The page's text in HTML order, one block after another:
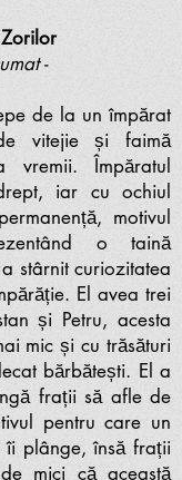
-
de la un împărat
vitejie și faimă
vremii. Împăratul
iar cu ochiul
motivul
o taină
stârnit curiozitatea
El avea trei
și Petru, acesta
mic și cu trăsături
bărbătești. El a
frații să afle de
pentru care un
plânge, însă frații
mici că această